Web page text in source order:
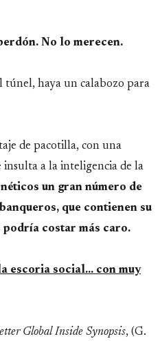
No lo merecen.
túnel, haya un calabozo para
de pacotilla, con una
a la inteligencia de la
un gran número de
que contienen su
costar más caro.
escoria social... con muy
Global Inside Synopsis, (G.